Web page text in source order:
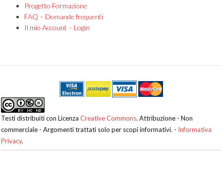
Progetto Formazione
FAQ – Domande frequenti
Il mio Account – Login
Testi distribuiti con LicenzaCreative Commons. Attribuzione - Non
commerciale - Argomenti trattati solo per scopi informativi. - Informativa
Privacy.